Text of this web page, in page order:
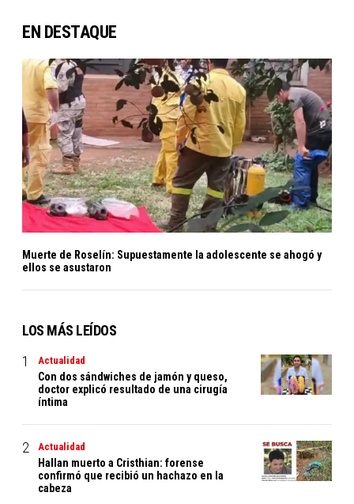
EN DESTAQUE
Muerte de Roselín: Supuestamente la adolescente se ahogó y
ellos se asustaron
LOS MÁS LEÍDOS
Actualidad
Con dos sándwiches de jamón y queso,
doctor explicó resultado de una cirugía
íntima
Actualidad
Hallan muerto a Cristhian: forense
confirmó que recibió un hachazo en la
cabeza